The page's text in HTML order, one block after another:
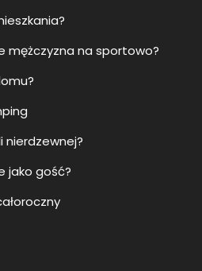
mężczyzna na sportowo?
nierdzewnej?
jako gość?